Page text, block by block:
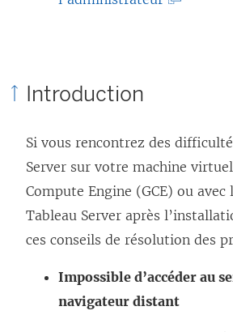
a
s
u
n
e
n
’
o
u
v
r
n
s
’
o
u
Introduction
Si vous rencontrez des
Server sur votre machine
Compute Engine (GCE) ou avec
Tableau Server après
ces conseils de résolution des
Impossible d’accéder au
navigateur distant